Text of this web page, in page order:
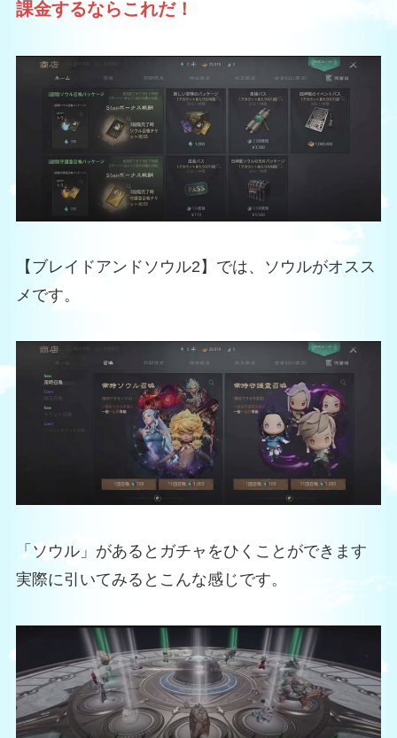
課金するならこれだ！
【ブレイドアンドソウル2】では、ソウルがオスス
メです。
「ソウル」があるとガチャをひくことができます
実際に引いてみるとこんな感じです。